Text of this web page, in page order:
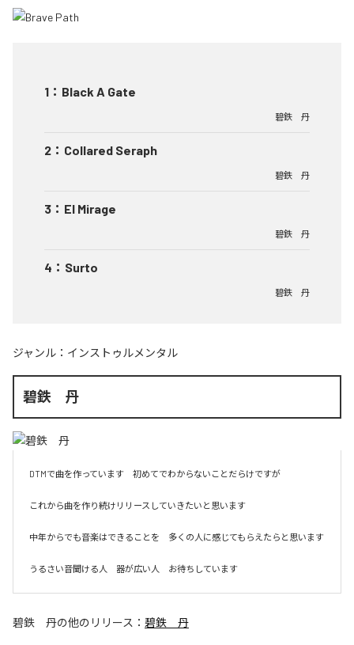
1 ： Black A Gate
碧鉄 丹
2 ： Collared Seraph
碧鉄 丹
3 ： El Mirage
碧鉄 丹
4 ： Surto
碧鉄 丹
ジャンル： インストゥルメンタル
碧鉄 丹
DTMで曲を作っています　初めてでわからないことだらけですが
これから曲を作り続けリリースしていきたいと思います
中年からでも音楽はできることを　多くの人に感じてもらえたらと思います
うるさい音聞ける人　器が広い人　お待ちしています
碧鉄 丹の他のリリース： 碧鉄 丹